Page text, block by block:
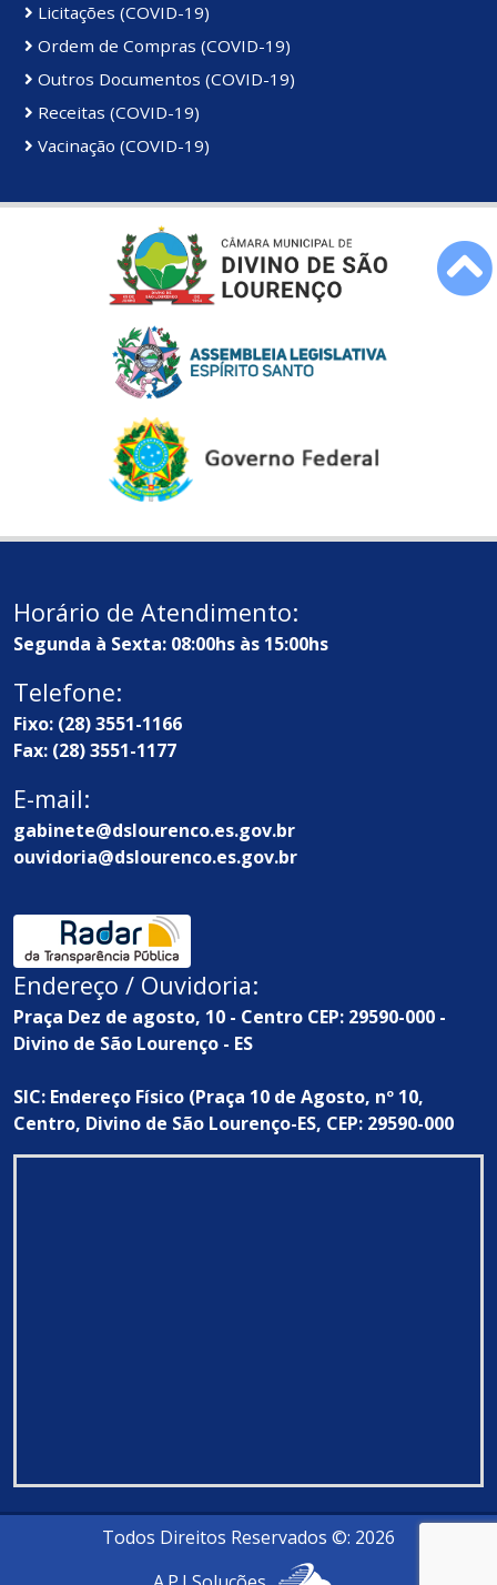
Licitações (COVID-19)
Ordem de Compras (COVID-19)
Outros Documentos (COVID-19)
Receitas (COVID-19)
Vacinação (COVID-19)
Horário de Atendimento:
Segunda à Sexta: 08:00hs às 15:00hs
Telefone:
Fixo: (28) 3551-1166
Fax: (28) 3551-1177
E-mail:
gabinete@dslourenco.es.gov.br
ouvidoria@dslourenco.es.gov.br
Endereço / Ouvidoria:
Praça Dez de agosto, 10 - Centro CEP: 29590-000 -
Divino de São Lourenço - ES
SIC: Endereço Físico (Praça 10 de Agosto, nº 10,
Centro, Divino de São Lourenço-ES, CEP: 29590-000
Todos Direitos Reservados ©: 2026